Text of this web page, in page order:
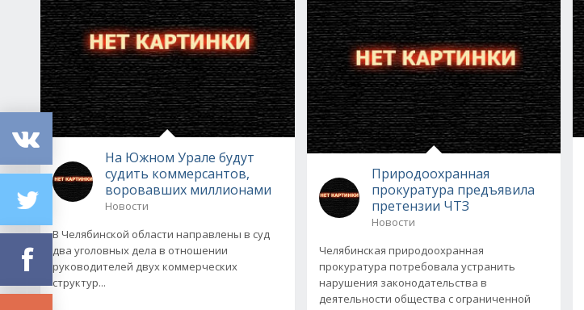
На Южном Урале будут
судить коммерсантов,
воровавших миллионами
Новости
В Челябинской области направлены в суд
два уголовных дела в отношении
руководителей двух коммерческих
структур...
Природоохранная
прокуратура предъявила
претензии ЧТЗ
Новости
Челябинская природоохранная
прокуратура потребовала устранить
нарушения законодательства в
деятельности общества с ограниченной